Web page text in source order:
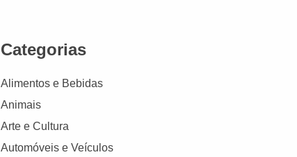
Categorias
Alimentos e Bebidas
Animais
Arte e Cultura
Automóveis e Veículos